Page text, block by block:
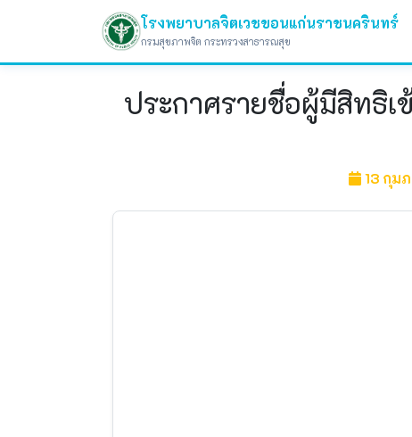
โรงพยาบาลจิตเวชขอนแก่นราชนครินทร์
กรมสุขภาพจิต กระทรวงสาธารณสุข
ประกาศรายชื่อผู้มีสิทธิเ
13 กุม